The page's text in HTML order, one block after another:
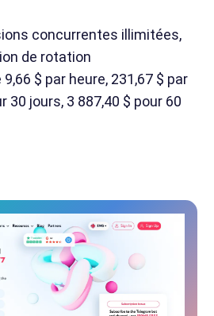
concurrentes illimitées,
de rotation
$ par heure, 231,67 $ par
30 jours, 3 887,40 $ pour 60